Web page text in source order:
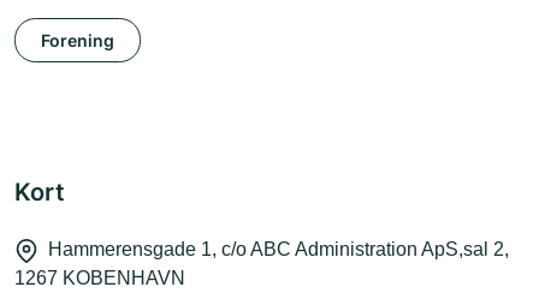
Forening
Kort
Hammerensgade 1, c/o ABC Administration ApS,sal 2,
1267 KOBENHAVN